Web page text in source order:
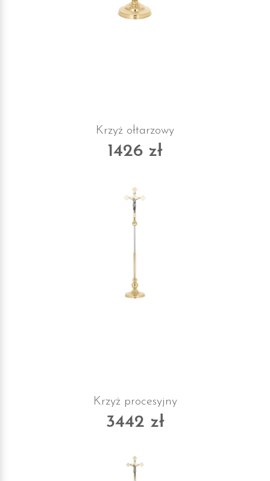
Krzyż ołtarzowy
1426 zł
Krzyż procesyjny
3442 zł